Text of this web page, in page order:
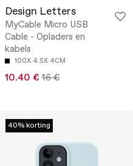
Design Letters
MyCable Micro USB
Cable - Opladers en
kabels
100X 4.5X 4CM
10.40 € 16 €
40% korting